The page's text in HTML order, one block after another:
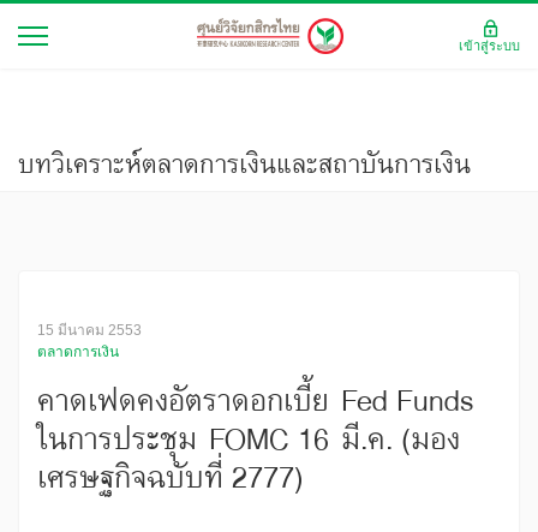
บทวิเคราะห์ตลาดการเงินและสถาบันการเงิน
15 มีนาคม 2553
ตลาดการเงิน
คาดเฟดคงอัตราดอกเบี้ย Fed Funds
ในการประชุม FOMC 16 มี.ค. (มอง
เศรษฐกิจฉบับที่ 2777)
เข้าสู่ระบบ